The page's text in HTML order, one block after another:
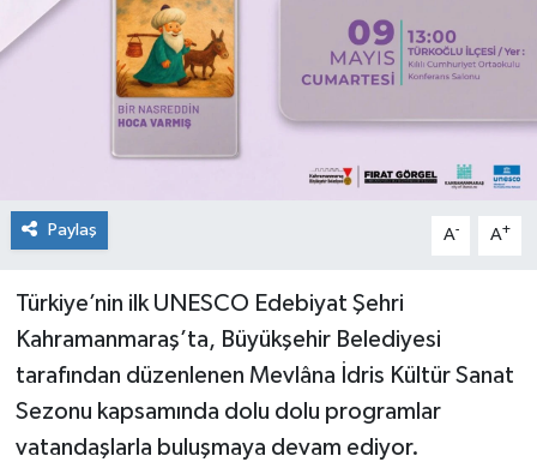
Paylaş A- A+
Türkiye’nin ilk UNESCO Edebiyat Şehri
Kahramanmaraş’ta, Büyükşehir Belediyesi
tarafından düzenlenen Mevlâna İdris Kültür Sanat
Sezonu kapsamında dolu dolu programlar
vatandaşlarla buluşmaya devam ediyor.
SAĞLIK
SİVİL TOPLUM
SİYASET
SOSYAL YAŞAM
ULUSAL HABERLER